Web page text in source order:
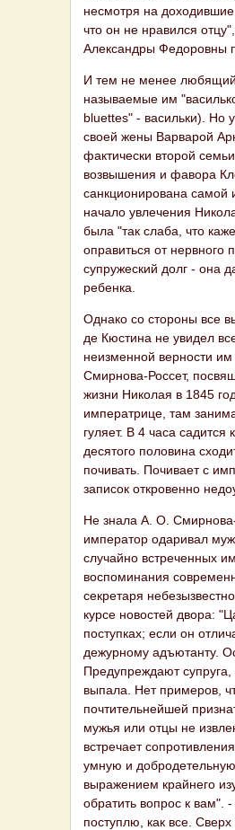
несмотря на
что он не нравился
Александры Федоровны
И тем не менее любящий
называемые им
bluettes" - васильки). Но
своей жены Варварой
фактически второй
возвышения и фавора
санкционирована самой
начало увлечения
была "так слаба, что
оправиться от нервного
супружеский долг - она
ребенка.
Однако со стороны все
де Кюстина не увидел
неизменной верности
Смирнова-Россет,
жизни Николая в 1845
императрице, там
гуляет. В 4 часа садится
десятого половина
почивать. Почивает с
записок откровенно
Не знала А. О. Смирнова-
император одаривал
случайно встреченных
воспоминания
секретаря
курсе новостей двора:
поступках; если он
дежурному адъютанту.
Предупреждают
выпала. Нет примеров,
почтительнейшей
мужья или отцы не
встречает
умную и
выражением крайнего
обратить вопрос к вам".
поступлю, как все.